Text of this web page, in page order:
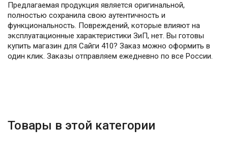
Предлагаемая продукция является оригинальной,
полностью сохранила свою аутентичность и
функциональность. Повреждений, которые влияют на
эксплуатационные характеристики ЗиП, нет. Вы готовы
купить магазин для Сайги 410? Заказ можно оформить в
один клик. Заказы отправляем ежедневно по все России.
Товары в этой категории